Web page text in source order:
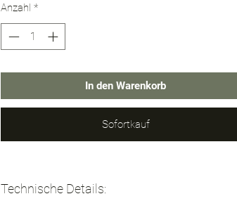
Anzahl *
In den Warenkorb
Sofortkauf
Technische Details: